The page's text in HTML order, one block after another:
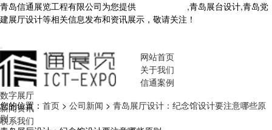
青岛信通展览工程有限公司为您提供
,青岛展台设计,青岛党
建展厅设计等相关信息发布和资讯展示，敬请关注！
网站首页
关于我们
信通案例
数字展厅
新闻资讯
联系我们
您的位置： 首页 > 公司新闻 > 青岛展厅设计：纪念馆设计要注意哪些原
则